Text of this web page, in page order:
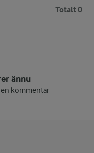
Totalt 0
ännu
kommentar